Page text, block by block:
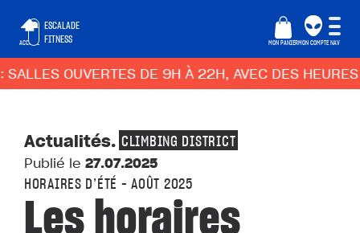
ACCUEIL
ESCALADE
FITNESS
MON PANIERMON COMPTE NAV
OUVERTES DE 9H À 22H, AVEC DES HEURES
Actualités. CLIMBING DISTRICT
Publié le 27.07.2025
HORAIRES D’ÉTÉ – AOÛT 2025
Les horaires